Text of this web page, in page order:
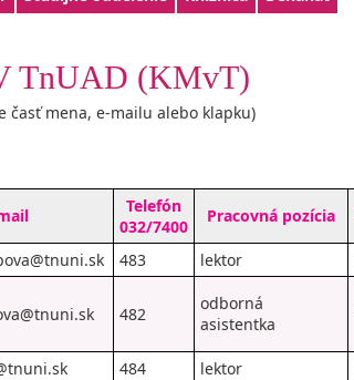
TnUAD (KMvT)
časť mena, e-mailu alebo klapku)
Telefón
032/7400
Pracovná pozícia
483 lektor
482
odborná
asistentka
484 lektor